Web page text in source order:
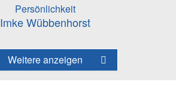
Persönlichkeit
Imke Wübbenhorst
Weitere anzeigen